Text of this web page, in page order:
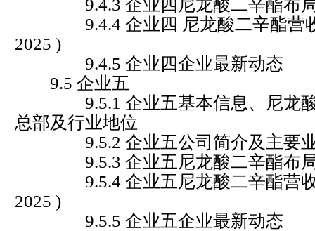
9.4.3 企业四尼龙酸二辛酯布
9.4.4 企业四 尼龙酸二辛酯营收
2025 )
9.4.5 企业四企业最新动态
9.5 企业五
9.5.1 企业五基本信息、尼龙酸
总部及行业地位
9.5.2 企业五公司简介及主要
9.5.3 企业五尼龙酸二辛酯布
9.5.4 企业五尼龙酸二辛酯营收
2025 )
9.5.5 企业五企业最新动态